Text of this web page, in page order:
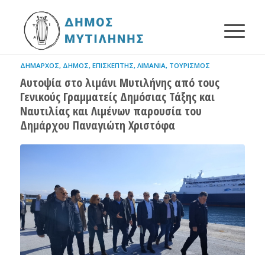
ΔΉΜΑΡΧΟΣ, ΔΉΜΟΣ, ΕΠΙΣΚΈΠΤΗΣ, ΛΙΜΆΝΙΑ, ΤΟΥΡΙΣΜΌΣ
Αυτοψία στο λιμάνι Μυτιλήνης από τους
Γενικούς Γραμματείς Δημόσιας Τάξης και
Ναυτιλίας και Λιμένων παρουσία του
Δημάρχου Παναγιώτη Χριστόφα